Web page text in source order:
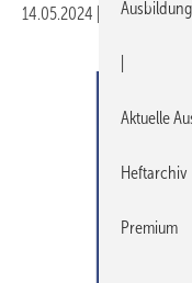
14.05.2024 Druckvorschau
Ausbildung
Aktuelle
Heftarchiv
Premium